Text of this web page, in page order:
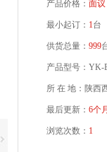
产品价格： 面议
最小起订： 1台
供货总量： 999
产品型号：YK-
所 在 地：陕西
最后更新： 6个
浏览次数： 1